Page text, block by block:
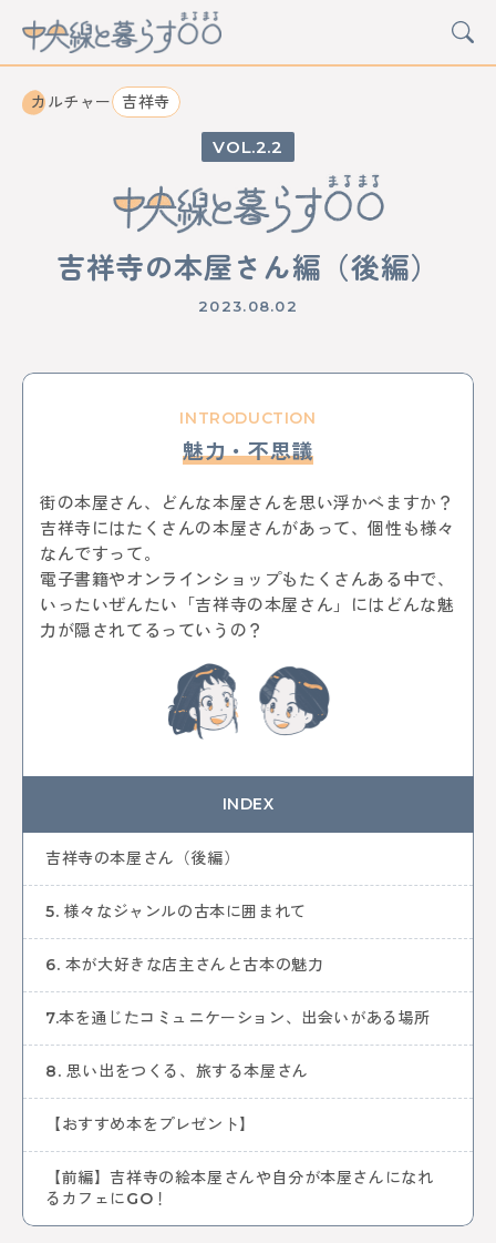
CATEGORY
カルチャー グルメ アート イベント
STATION
阿佐ケ谷 荻窪
福生 羽村 小作
KEYWORD
イルミネーション
お菓子 三鷹
八王子
西八王子
レポート
特集分割版
中央線〇〇散歩
イタリアン 国立
武蔵小金井
東小金井
和菓子 スイーツ チョコレート
写真
ポートレート
中野サンプラザ
歴史 アニメ
ゴミ処理場 体験
ワークショップ
立川 サポート記事
自動車教習所 武蔵境
昭和記念公園
サイエンス
小金井市
ノミノイチ
ソーセージ
中央線の魅力発見
辛い物
とんがらしフェスタ
家具
雑貨 リノベーション 模様替え
フォトスポット
街歩き
絵本
コーヒー カフェ ヴィンテージ
骨董市
木工チャレンジ
ビール
グルメ
ビールフェスティバル
クラフトビール
中央線コーヒーフェスティバル
レトロ
通信
はじまるしぇ
パン デザート
音楽
阿佐谷 カレーなる戦い
中央線パンまつり
高円寺フェス
カレー NTT技術史料館
謎解き
ファミリー向け
遊び
高円寺 NTT
カルチャー 吉祥寺
2.2
吉祥寺の本屋さん編（後編）
2023.08.02
INTRODUCTION
魅力・不思議
街の本屋さん、どんな本屋さんを思い浮かべますか？
吉祥寺にはたくさんの本屋さんがあって、個性も様々
なんですって。
電子書籍やオンラインショップもたくさんある中で、
いったいぜんたい「吉祥寺の本屋さん」にはどんな魅
力が隠されてるっていうの？
INDEX
吉祥寺の本屋さん（後編）
5. 様々なジャンルの古本に囲まれて
6. 本が大好きな店主さんと古本の魅力
7.本を通じたコミュニケーション、出会いがある場所
8. 思い出をつくる、旅する本屋さん
【おすすめ本をプレゼント】
【前編】吉祥寺の絵本屋さんや自分が本屋さんになれ
るカフェにGO！